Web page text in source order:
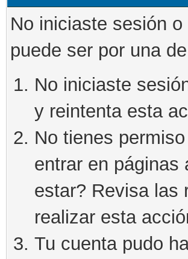
No iniciaste sesión
puede ser por una
No iniciaste
y reintenta esta
No tienes
entrar en páginas
estar? Revisa las
realizar esta
Tu cuenta pudo